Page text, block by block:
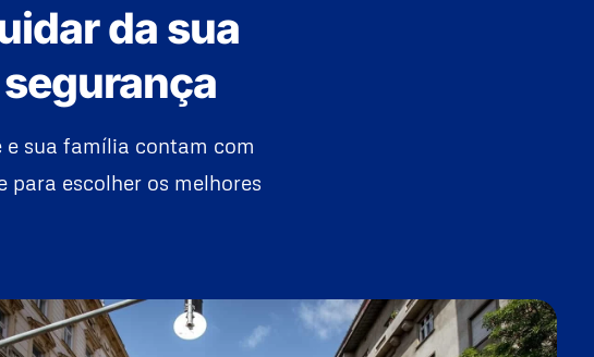
da sua
e sua família contam com
escolher os melhores